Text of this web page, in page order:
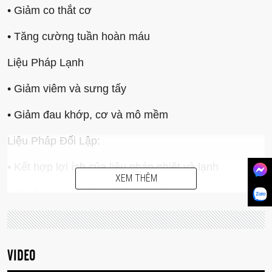
• Giảm co thắt cơ
• Tăng cường tuần hoàn máu
Liệu Pháp Lạnh
• Giảm viêm và sưng tấy
• Giảm đau khớp, cơ và mô mềm
Liệu Pháp Đối Lập:
• Kết hợp lợi ích của liệu pháp nhiệt và lạnh
• Tối đa hóa quá trình phục hồi khớp và cơ bắp
XEM THÊM
VIDEO